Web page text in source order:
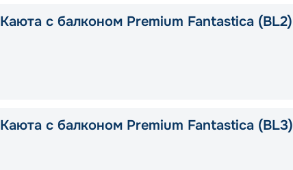
Каюта с балконом Premium Fantastica (BL2)
Каюта с балконом Premium Fantastica (BL3)